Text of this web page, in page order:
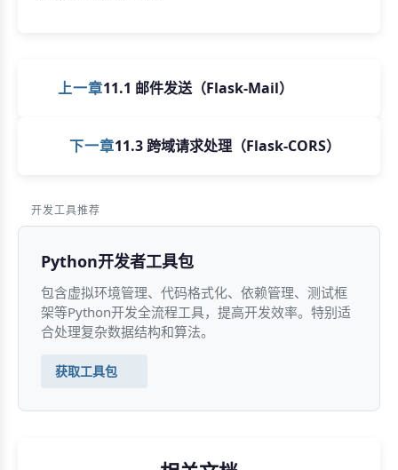
上一章11.1 邮件发送（Flask-Mail）
下一章11.3 跨域请求处理（Flask-CORS）
开发工具推荐
Python开发者工具包
包含虚拟环境管理、代码格式化、依赖管理、测试框
架等Python开发全流程工具，提高开发效率。特别适
合处理复杂数据结构和算法。
获取工具包